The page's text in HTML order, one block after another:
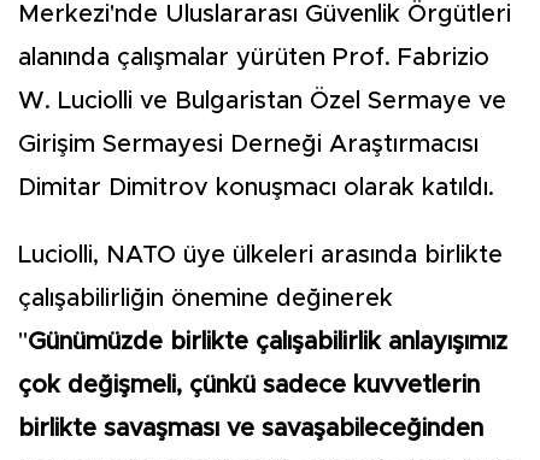
Merkezi'nde Uluslararası Güvenlik Örgütleri
alanında çalışmalar yürüten Prof. Fabrizio
W. Luciolli ve Bulgaristan Özel Sermaye ve
Girişim Sermayesi Derneği Araştırmacısı
Dimitar Dimitrov konuşmacı olarak katıldı.
Luciolli, NATO üye ülkeleri arasında birlikte
çalışabilirliğin önemine değinerek
"Günümüzde birlikte çalışabilirlik anlayışımız
çok değişmeli, çünkü sadece kuvvetlerin
birlikte savaşması ve savaşabileceğinden